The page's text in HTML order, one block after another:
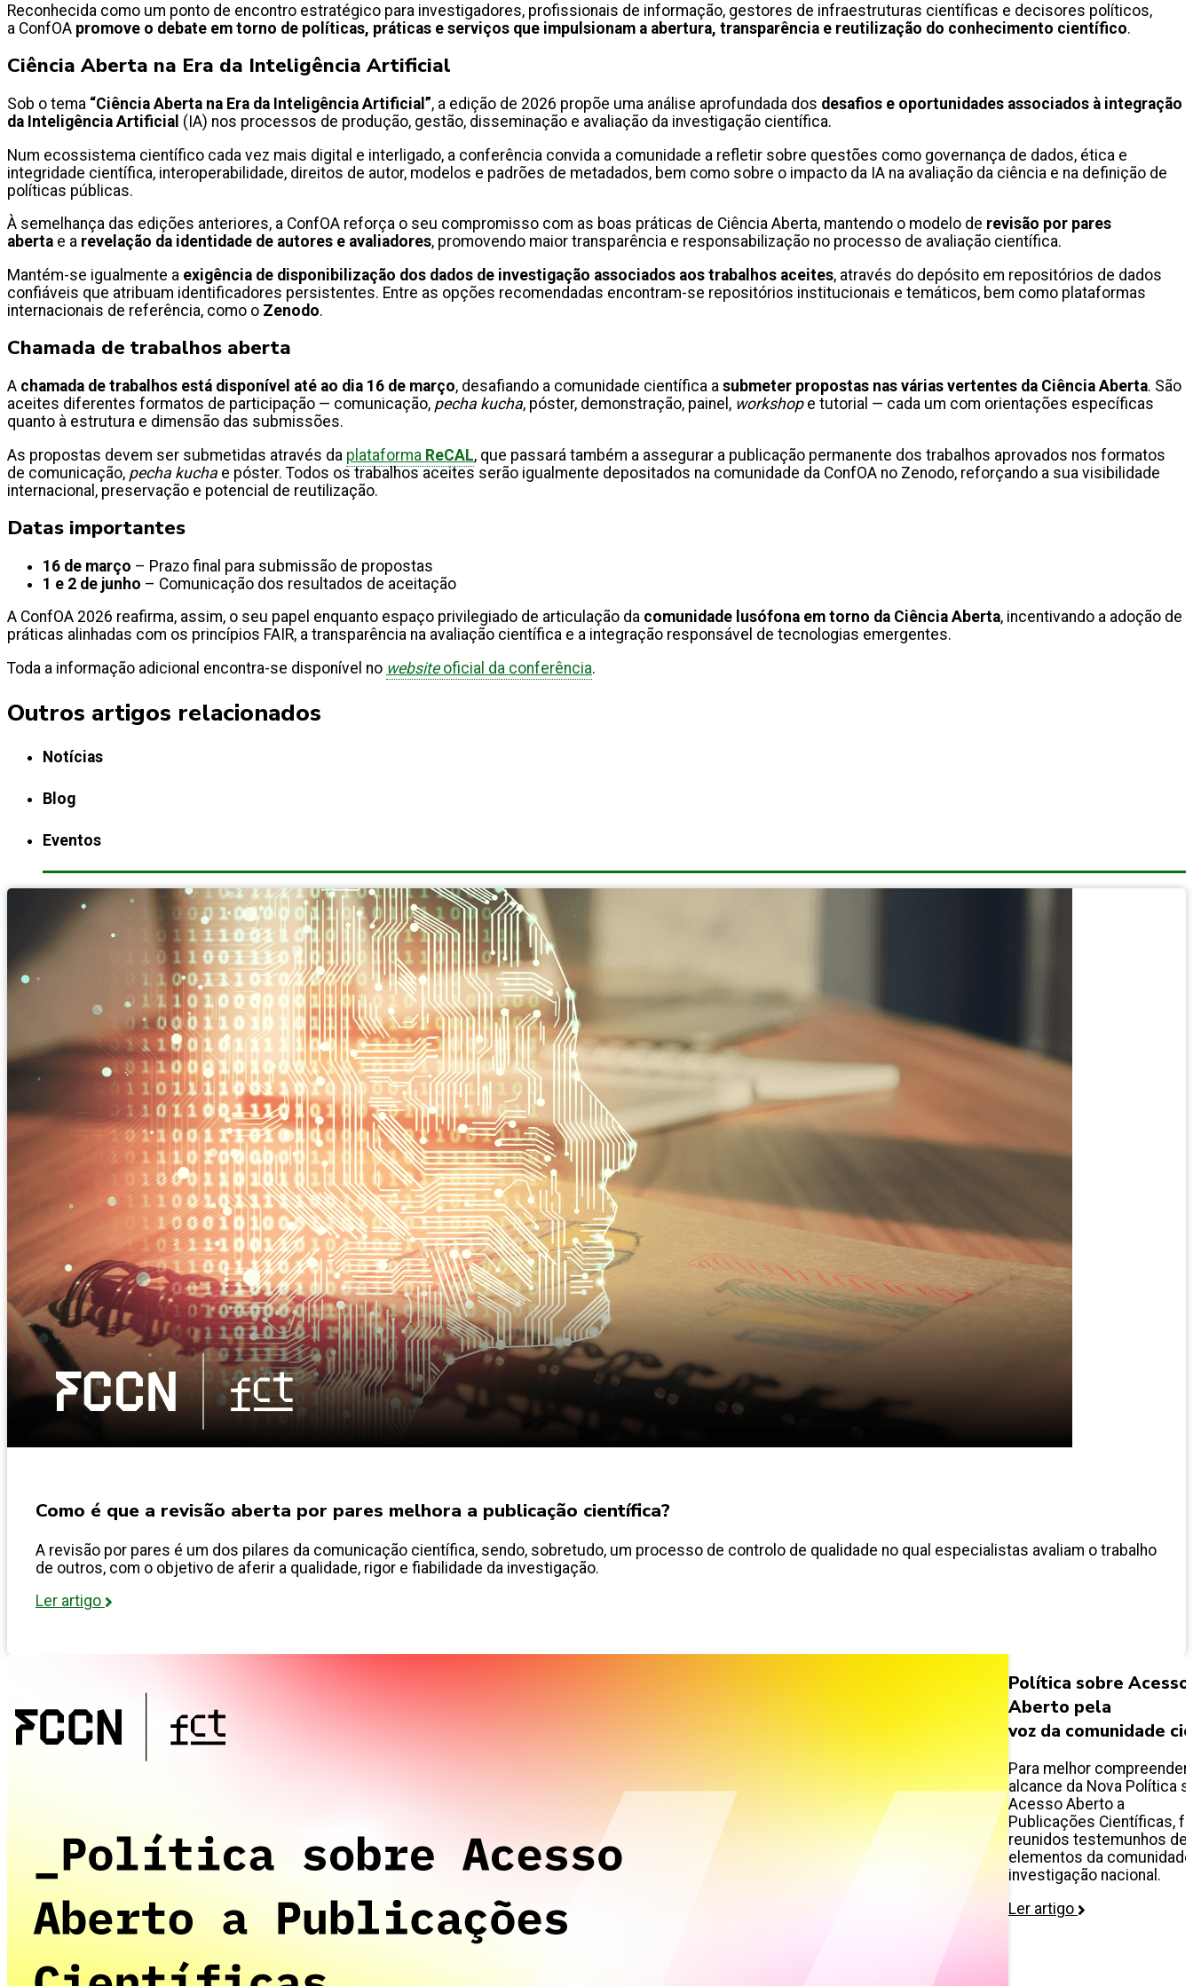
Reconhecida como um ponto de encontro estratégico para investigadores, profissionais de informação, gestores de infraestruturas científicas e decisores políticos,
a ConfOA promove o debate em torno de políticas, práticas e serviços que impulsionam a abertura, transparência e reutilização do conhecimento científico.
Ciência Aberta na Era da Inteligência Artificial
Sob o tema “Ciência Aberta na Era da Inteligência Artificial”, a edição de 2026 propõe uma análise aprofundada dos desafios e oportunidades associados à integração
da Inteligência Artificial (IA) nos processos de produção, gestão, disseminação e avaliação da investigação científica.
Num ecossistema científico cada vez mais digital e interligado, a conferência convida a comunidade a refletir sobre questões como governança de dados, ética e
integridade científica, interoperabilidade, direitos de autor, modelos e padrões de metadados, bem como sobre o impacto da IA na avaliação da ciência e na definição de
políticas públicas.
À semelhança das edições anteriores, a ConfOA reforça o seu compromisso com as boas práticas de Ciência Aberta, mantendo o modelo de revisão por pares
aberta e a revelação da identidade de autores e avaliadores, promovendo maior transparência e responsabilização no processo de avaliação científica.
Mantém-se igualmente a exigência de disponibilização dos dados de investigação associados aos trabalhos aceites, através do depósito em repositórios de dados
confiáveis que atribuam identificadores persistentes. Entre as opções recomendadas encontram-se repositórios institucionais e temáticos, bem como plataformas
internacionais de referência, como o Zenodo.
Chamada de trabalhos aberta
A chamada de trabalhos está disponível até ao dia 16 de março, desafiando a comunidade científica a submeter propostas nas várias vertentes da Ciência Aberta. São
aceites diferentes formatos de participação — comunicação, pecha kucha, póster, demonstração, painel, workshop e tutorial — cada um com orientações específicas
quanto à estrutura e dimensão das submissões.
As propostas devem ser submetidas através da plataforma ReCAL, que passará também a assegurar a publicação permanente dos trabalhos aprovados nos formatos
de comunicação, pecha kucha e póster. Todos os trabalhos aceites serão igualmente depositados na comunidade da ConfOA no Zenodo, reforçando a sua visibilidade
internacional, preservação e potencial de reutilização.
Datas importantes
16 de março – Prazo final para submissão de propostas
1 e 2 de junho – Comunicação dos resultados de aceitação
A ConfOA 2026 reafirma, assim, o seu papel enquanto espaço privilegiado de articulação da comunidade lusófona em torno da Ciência Aberta, incentivando a adoção de
práticas alinhadas com os princípios FAIR, a transparência na avaliação científica e a integração responsável de tecnologias emergentes.
Toda a informação adicional encontra-se disponível no websiteoficial da conferência.
Outros artigos relacionados
Notícias
Blog
Eventos
Como é que a revisão aberta por pares melhora a publicação científica?
A revisão por pares é um dos pilares da comunicação científica, sendo, sobretudo, um processo de controlo de qualidade no qual especialistas avaliam o trabalho
de outros, com o objetivo de aferir a qualidade, rigor e fiabilidade da investigação.
Ler artigo
Política sobre Acesso
Aberto pela
voz da comunidade
Para melhor compreender
alcance da Nova Política
Acesso Aberto a
Publicações Científicas,
reunidos testemunhos de
elementos da
investigação nacional.
Ler artigo